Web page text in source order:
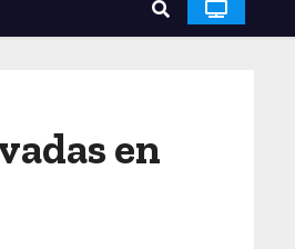
en